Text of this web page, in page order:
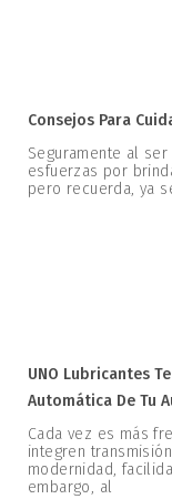
Consejos Para
Seguramente al
esfuerzas por
pero recuerda, ya
UNO Lubricantes
Automática De Tu
Cada vez es más
integren
modernidad,
embargo, al